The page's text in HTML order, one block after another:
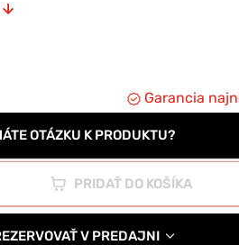
Garancia
OTÁZKU K PRODUKTU?
PRIDAŤ DO KOŠÍKA
V PREDAJNI